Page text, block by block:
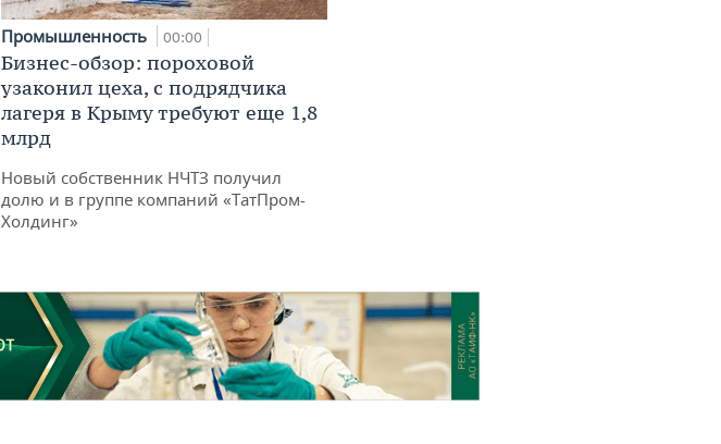
Промышленность 00:00
Бизнес-обзор: пороховой
узаконил цеха, с подрядчика
лагеря в Крыму требуют еще 1,8
млрд
Новый собственник НЧТЗ получил
долю и в группе компаний «ТатПром-
Холдинг»